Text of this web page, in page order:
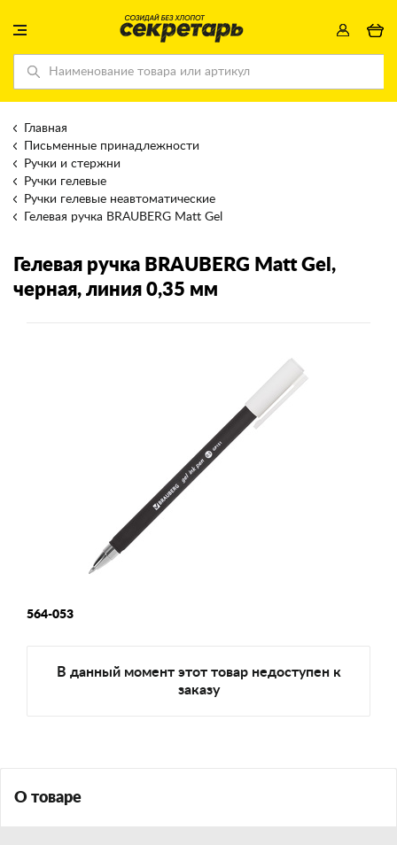
Главная
Письменные принадлежности
Ручки и стержни
Ручки гелевые
Ручки гелевые неавтоматические
Гелевая ручка BRAUBERG Matt Gel
Гелевая ручка BRAUBERG Matt Gel ,
черная, линия 0,35 мм
564-053
В данный момент этот товар недоступен к
заказу
О товаре